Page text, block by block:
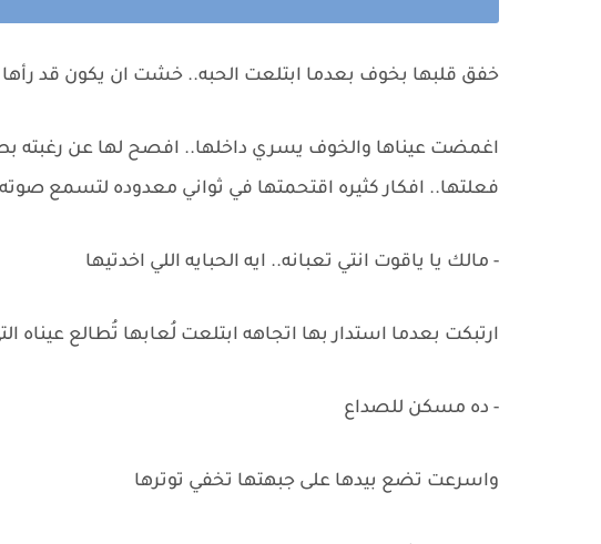
خفق قلبها بخوف بعدما ابتلعت الحبه.. خشت ان يكون قد رأها
اغمضت عيناها والخوف يسري داخلها.. افصح لها عن رغبته
فعلتها.. افكار كثيره اقتحمتها في ثواني معدوده لتسمع
- مالك يا ياقوت انتي تعبانه.. ايه الحبايه اللي اخدتيها
ارتبكت بعدما استدار بها اتجاهه ابتلعت لُعابها تُطالع عيناه
- ده مسكن للصداع
واسرعت تضع بيدها على جبهتها تخفي توترها